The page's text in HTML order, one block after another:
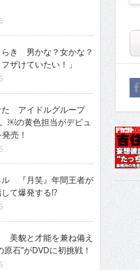
らき 男かな？女かな？
フザけていたい！」
た アイドルグループ
￼の黄色担当がデビュ
売！
ル 『月笑』年間王者が
て爆発する!?
美貌と才能を兼ね備え
原石”がDVDに初挑戦！